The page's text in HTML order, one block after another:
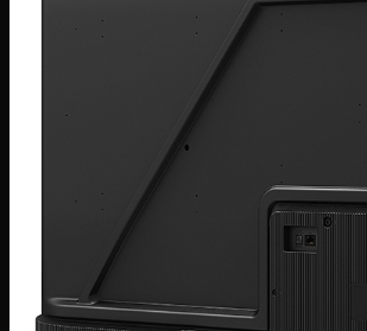
Sinh tố-Ép-Trộn
Máy xay sinh tố
Máy ép hoa quả
Máy làm sữa đậu nành
Máy làm sữa chua
Máy pha cafe
Máy vắt cam